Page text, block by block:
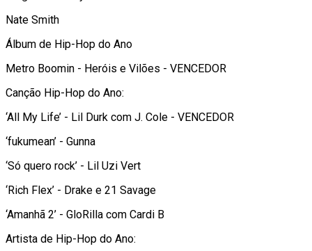
Nate Smith
Álbum de Hip-Hop do Ano
Metro Boomin - Heróis e Vilões - VENCEDOR
Canção Hip-Hop do Ano:
‘All My Life’ - Lil Durk com J. Cole - VENCEDOR
‘fukumean’ - Gunna
‘Só quero rock’ - Lil Uzi Vert
‘Rich Flex’ - Drake e 21 Savage
‘Amanhã 2’ - GloRilla com Cardi B
Artista de Hip-Hop do Ano: